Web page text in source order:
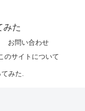
みた
お問い合わせ
のサイトについて
みた.